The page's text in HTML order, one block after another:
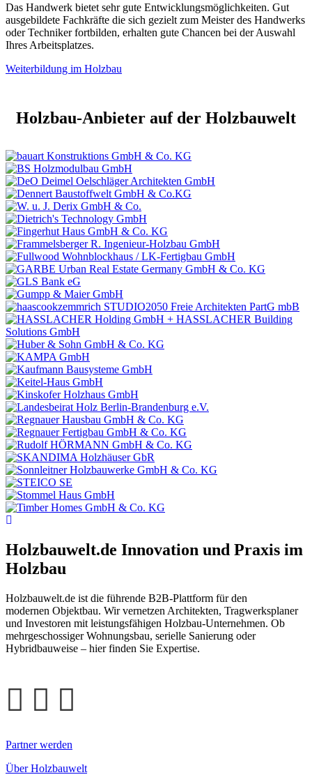
Das Handwerk bietet sehr gute Entwicklungsmöglichkeiten. Gut
ausgebildete Fachkräfte die sich gezielt zum Meister des Handwerks
oder Techniker fortbilden, erhalten gute Chancen bei der Auswahl
Ihres Arbeitsplatzes.
Weiterbildung im Holzbau
Holzbau-Anbieter auf der Holzbauwelt
Holzbauwelt.de Innovation und Praxis im
Holzbau
Holzbauwelt.de ist die führende B2B-Plattform für den
modernen Objektbau. Wir vernetzen Architekten, Tragwerksplaner
und Investoren mit leistungsfähigen Holzbau-Unternehmen. Ob
mehrgeschossiger Wohnungsbau, serielle Sanierung oder
Hybridbauweise – hier finden Sie Expertise.
Partner werden
Über Holzbauwelt